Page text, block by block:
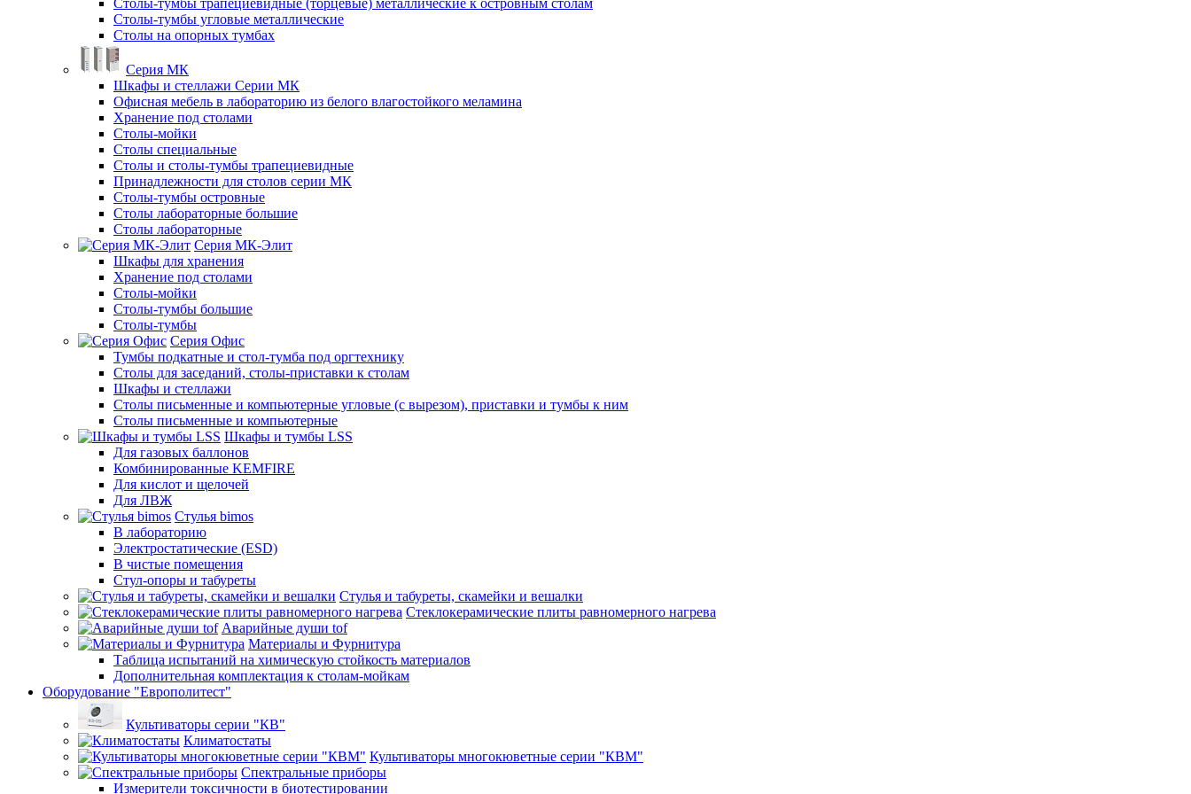
Столы-тумбы трапециевидные (торцевые) металлические к островным столам
Столы-тумбы угловые металлические
Столы на опорных тумбах
Серия МК
Шкафы и стеллажи Серии МК
Офисная мебель в лабораторию из белого влагостойкого меламина
Хранение под столами
Столы-мойки
Столы специальные
Столы и столы-тумбы трапециевидные
Принадлежности для столов серии МК
Столы-тумбы островные
Столы лабораторные большие
Столы лабораторные
Серия МК-Элит
Шкафы для хранения
Хранение под столами
Столы-мойки
Столы-тумбы большие
Столы-тумбы
Серия Офис
Тумбы подкатные и стол-тумба под оргтехнику
Столы для заседаний, столы-приставки к столам
Шкафы и стеллажи
Столы письменные и компьютерные угловые (с вырезом), приставки и тумбы к ним
Столы письменные и компьютерные
Шкафы и тумбы LSS
Для газовых баллонов
Комбинированные KEMFIRE
Для кислот и щелочей
Для ЛВЖ
Стулья bimos
В лабораторию
Электростатические (ESD)
В чистые помещения
Стул-опоры и табуреты
Стулья и табуреты, скамейки и вешалки
Стеклокерамические плиты равномерного нагрева
Аварийные души tof
Материалы и Фурнитура
Таблица испытаний на химическую стойкость материалов
Дополнительная комплектация к столам-мойкам
Оборудование "Европолитест"
Культиваторы серии "КВ"
Климатостаты
Культиваторы многокюветные серии "КВМ"
Спектральные приборы
Измерители токсичности в биотестировании